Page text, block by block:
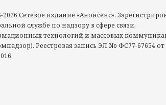
2026 Сетевое издание «Анонсенс».
службе по надзору в сфере связи,
технологий и массовых
Реестровая запись ЭЛ No ФС77-67654 от